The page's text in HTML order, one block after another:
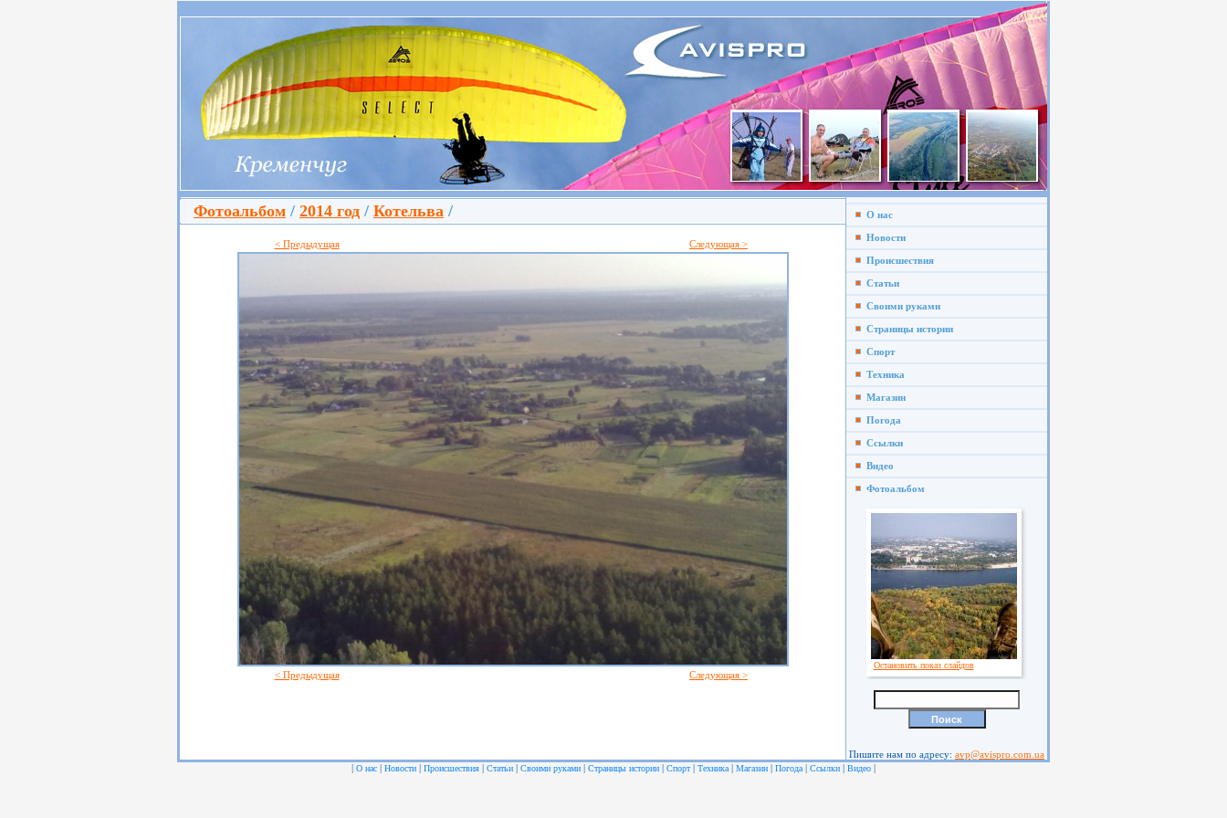
Фотоальбом / 2014 год / Котельва /
< Предыдущая Следующая >
< Предыдущая Следующая >
О нас
Новости
Происшествия
Статьи
Своими руками
Страницы истории
Спорт
Техника
Магазин
Погода
Ссылки
Видео
Фотоальбом
Остановить показ слайдов
Пишите нам по адресу: avp@avispro.com.ua
| О нас | Новости | Происшествия | Статьи | Своими руками | Страницы истории | Спорт| Техника | Магазин | Погода | Ссылки | Видео |